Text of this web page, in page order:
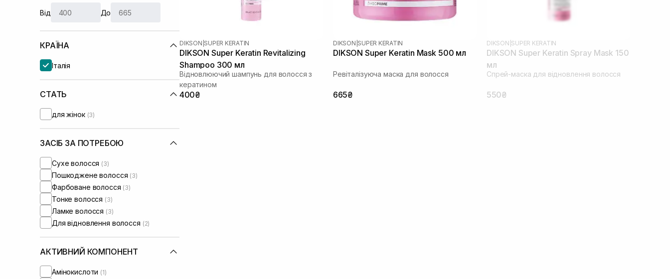
Від До
КРАЇНА
Італія
СТАТЬ
для жінок (3)
ЗАСІБ ЗА ПОТРЕБОЮ
Сухе волосся (3)
Пошкоджене волосся (3)
Фарбоване волосся (3)
Тонке волосся (3)
Ламке волосся (3)
Для відновлення волосся (2)
АКТИВНИЙ КОМПОНЕНТ
Амінокислоти (1)
DIKSON SUPER KERATIN
DIKSON Super Keratin Revitalizing
Shampoo 300 мл
Відновлюючий шампунь для волосся з
кератином
400₴
DIKSON SUPER KERATIN
DIKSON Super Keratin Mask 500 мл
Ревіталізуюча маска для волосся
665₴
DIKSON SUPER KERATIN
DIKSON Super Keratin Spray Mask 150
мл
Спрей-маска для відновлення волосся
550₴